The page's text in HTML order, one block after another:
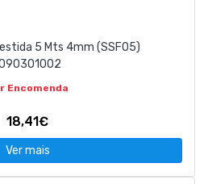
5 Mts 4mm (SSF05)
Encomenda
18,41€
Ver mais